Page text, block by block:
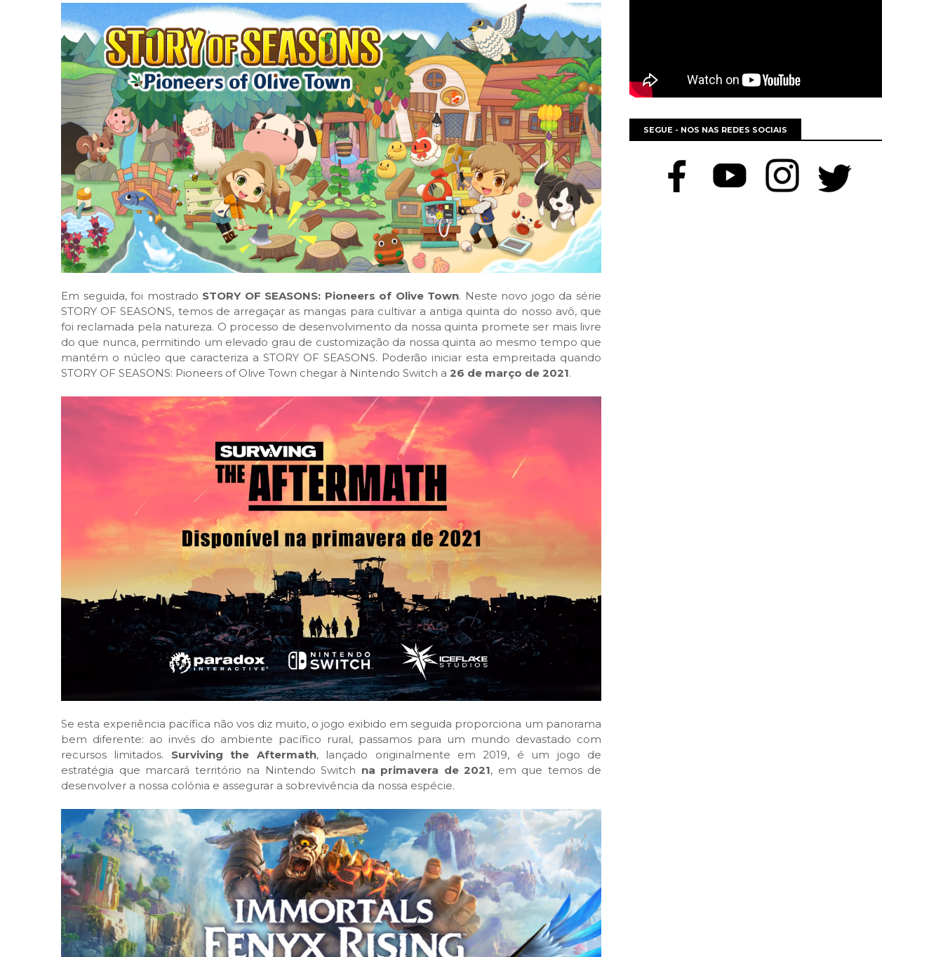
Em seguida, foi mostrado STORY OF SEASONS: Pioneers of Olive Town. Neste novo jogo da série
STORY OF SEASONS, temos de arregaçar as mangas para cultivar a antiga quinta do nosso avô, que
foi reclamada pela natureza. O processo de desenvolvimento da nossa quinta promete ser mais livre
do que nunca, permitindo um elevado grau de customização da nossa quinta ao mesmo tempo que
mantém o núcleo que caracteriza a STORY OF SEASONS. Poderão iniciar esta empreitada quando
STORY OF SEASONS: Pioneers of Olive Town chegar à Nintendo Switch a 26 de março de 2021.
Se esta experiência pacífica não vos diz muito, o jogo exibido em seguida proporciona um panorama
bem diferente: ao invés do ambiente pacífico rural, passamos para um mundo devastado com
recursos limitados. Surviving the Aftermath, lançado originalmente em 2019, é um jogo de
estratégia que marcará território na Nintendo Switch na primavera de 2021, em que temos de
desenvolver a nossa colónia e assegurar a sobrevivência da nossa espécie.
SEGUE - NOS NAS REDES SOCIAIS